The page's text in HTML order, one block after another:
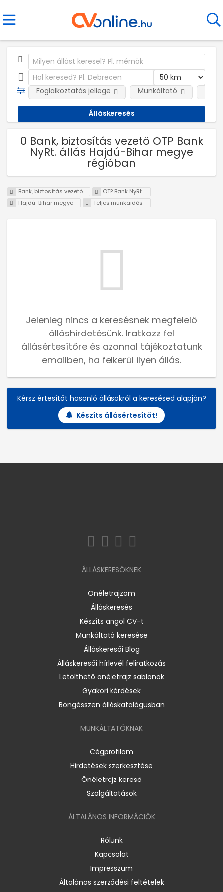
Foglalkoztatás jellege Munkáltató
0 Bank, biztosítás vezető OTP Bank
NyRt. állás Hajdú-Bihar megye
régióban
Bank, biztosítás vezető
OTP Bank NyRt.
Hajdú-Bihar megye
Teljes munkaidős
Jelenleg nincs a keresésnek megfelelő
álláshirdetésünk. Iratkozz fel
állásértesítőre és azonnal tájékoztatunk
emailben, ha felkerül ilyen állás.
Kérsz értesítőt hasonló állásokról a keresésed alapján?
Készíts állásértesítőt!
ÁLLÁSKERESŐKNEK
Önéletrajzom
Álláskeresés
Készíts angol CV-t
Munkáltató keresése
Álláskeresői Blog
Álláskeresői hírlevél feliratkozás
Letölthető önéletrajz sablonok
Gyakori kérdések
Böngésszen álláskatalógusban
MUNKÁLTATÓKNAK
Cégprofilom
Hirdetések szerkesztése
Önéletrajz kereső
Szolgáltatások
ÁLTALÁNOS INFORMÁCIÓK
Rólunk
Kapcsolat
Impresszum
Általános szerződési feltételek